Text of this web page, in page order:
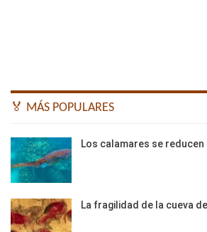
🏅 MÁS POPULARES
Los calamares se reducen
La fragilidad de la cueva